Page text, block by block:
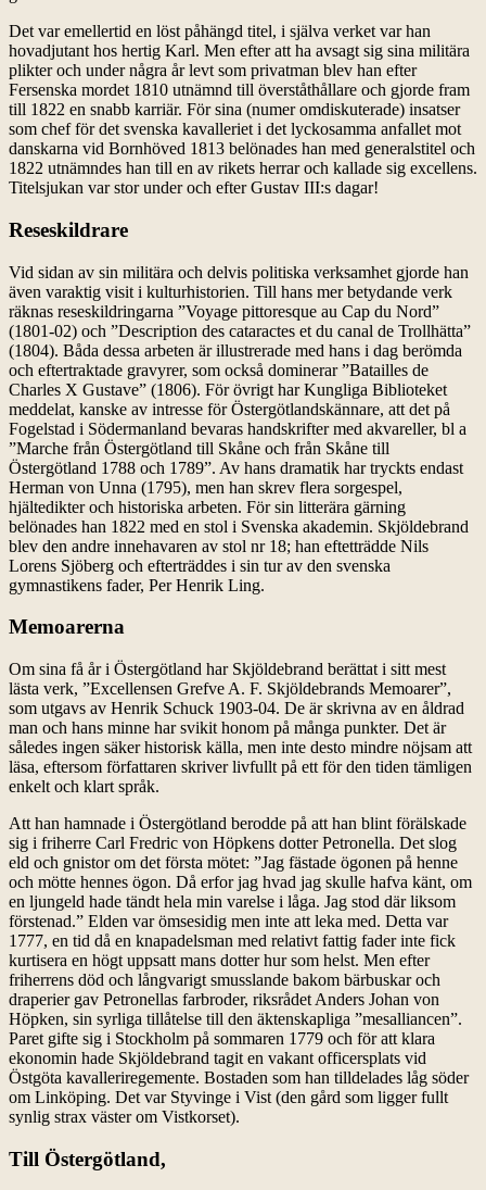
Det var emellertid en löst påhängd titel, i själva verket var han
hovadjutant hos hertig Karl. Men efter att ha avsagt sig sina militära
plikter och under några år levt som privatman blev han efter
Fersenska mordet 1810 utnämnd till överståthållare och gjorde fram
till 1822 en snabb karriär. För sina (numer omdiskuterade) insatser
som chef för det svenska kavalleriet i det lyckosamma anfallet mot
danskarna vid Bornhöved 1813 belönades han med generalstitel och
1822 utnämndes han till en av rikets herrar och kallade sig excellens.
Titelsjukan var stor under och efter Gustav III:s dagar!
Reseskildrare
Vid sidan av sin militära och delvis politiska verksamhet gjorde han
även varaktig visit i kulturhistorien. Till hans mer betydande verk
räknas reseskildringarna ”Voyage pittoresque au Cap du Nord”
(1801-02) och ”Description des cataractes et du canal de Trollhätta”
(1804). Båda dessa arbeten är illustrerade med hans i dag berömda
och eftertraktade gravyrer, som också dominerar ”Batailles de
Charles X Gustave” (1806). För övrigt har Kungliga Biblioteket
meddelat, kanske av intresse för Östergötlandskännare, att det på
Fogelstad i Södermanland bevaras handskrifter med akvareller, bl a
”Marche från Östergötland till Skåne och från Skåne till
Östergötland 1788 och 1789”. Av hans dramatik har tryckts endast
Herman von Unna (1795), men han skrev flera sorgespel,
hjältedikter och historiska arbeten. För sin litterära gärning
belönades han 1822 med en stol i Svenska akademin. Skjöldebrand
blev den andre innehavaren av stol nr 18; han eftetträdde Nils
Lorens Sjöberg och efterträddes i sin tur av den svenska
gymnastikens fader, Per Henrik Ling.
Memoarerna
Om sina få år i Östergötland har Skjöldebrand berättat i sitt mest
lästa verk, ”Excellensen Grefve A. F. Skjöldebrands Memoarer”,
som utgavs av Henrik Schuck 1903-04. De är skrivna av en åldrad
man och hans minne har svikit honom på många punkter. Det är
således ingen säker historisk källa, men inte desto mindre nöjsam att
läsa, eftersom författaren skriver livfullt på ett för den tiden tämligen
enkelt och klart språk.
Att han hamnade i Östergötland berodde på att han blint förälskade
sig i friherre Carl Fredric von Höpkens dotter Petronella. Det slog
eld och gnistor om det första mötet: ”Jag fästade ögonen på henne
och mötte hennes ögon. Då erfor jag hvad jag skulle hafva känt, om
en ljungeld hade tändt hela min varelse i låga. Jag stod där liksom
förstenad.” Elden var ömsesidig men inte att leka med. Detta var
1777, en tid då en knapadelsman med relativt fattig fader inte fick
kurtisera en högt uppsatt mans dotter hur som helst. Men efter
friherrens död och långvarigt smusslande bakom bärbuskar och
draperier gav Petronellas farbroder, riksrådet Anders Johan von
Höpken, sin syrliga tillåtelse till den äktenskapliga ”mesalliancen”.
Paret gifte sig i Stockholm på sommaren 1779 och för att klara
ekonomin hade Skjöldebrand tagit en vakant officersplats vid
Östgöta kavalleriregemente. Bostaden som han tilldelades låg söder
om Linköping. Det var Styvinge i Vist (den gård som ligger fullt
synlig strax väster om Vistkorset).
Till Östergötland,